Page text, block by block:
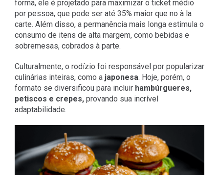
forma, ele é projetado para maximizar o ticket médio
por pessoa, que pode ser até 35% maior que no à la
carte. Além disso, a permanência mais longa estimula o
consumo de itens de alta margem, como bebidas e
sobremesas, cobrados à parte.
Culturalmente, o rodízio foi responsável por popularizar
culinárias inteiras, como a japonesa. Hoje, porém, o
formato se diversificou para incluir hambúrgueres,
petiscos e crepes,provando sua incrível
adaptabilidade.